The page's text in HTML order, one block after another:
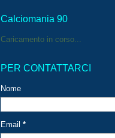
Calciomania 90
Caricamento in corso...
PER CONTATTARCI
Nome
Email *